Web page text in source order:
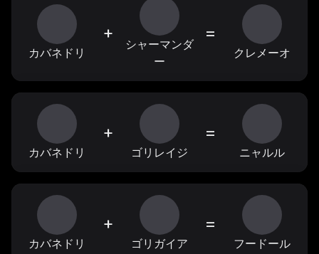
カバネドリ
+
シャーマンダ
ー
=
クレメーオ
カバネドリ
+
ゴリレイジ
=
ニャルル
カバネドリ
+
ゴリガイア
=
フードール